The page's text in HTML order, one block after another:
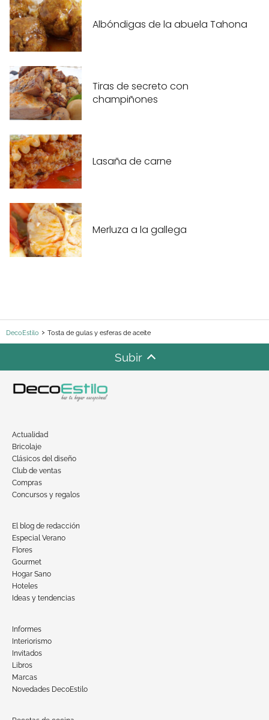
Albóndigas de la abuela Tahona
Tiras de secreto con
champiñones
Lasaña de carne
Merluza a la gallega
DecoEstilo Tosta de gulas y esferas de aceite
Subir
Actualidad
Bricolaje
Clásicos del diseño
Club de ventas
Compras
Concursos y regalos
El blog de redacción
Especial Verano
Flores
Gourmet
Hogar Sano
Hoteles
Ideas y tendencias
Informes
Interiorismo
Invitados
Libros
Marcas
Novedades DecoEstilo